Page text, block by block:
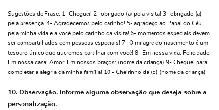
Sugestões de Frase: 1- Cheguei! 2- obrigado (a) pela visita! 3- obrigado (a)
pela presença! 4- Agradecemos pelo carinho! 5- agradeço ao Papai do Céu
pela minha vida e a você pelo carinho da visita! 6- momentos especiais devem
ser compartilhados com pessoas especiais! 7- O milagre do nascimento é um
tesouro único que queremos partilhar com você! 8- Em nossa vida: Felicidade;
Em nossa casa: Amor; Em nossos braços: (nome da criança) 9- Cheguei para
completar a alegria da minha família! 10 - Cheirinho da (o) (nome da criança)
10. Observação. Informe alguma observação que deseja sobre a
personalização.